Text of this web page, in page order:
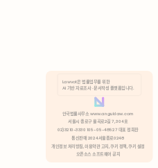
분석 쿠키 허용
Lawvot은 법률업무를 위한
AI 기반 자료조사 · 문서작성 플랫폼입니다.
안국법률사무소 www.anguklaw.com
서울시 종로구 율곡로2길 7, 304호
02)3210-3330 105-05-48527 대표 정희찬
통신판매 2024서울종로0248
개인정보 처리방침, 이용약관 고지, 쿠키 정책, 쿠키 설정
오픈소스 소프트웨어 공지